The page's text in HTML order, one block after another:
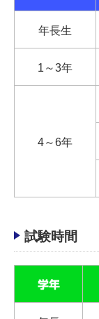
年長生
1～3年
4～6年
試験時間
学年